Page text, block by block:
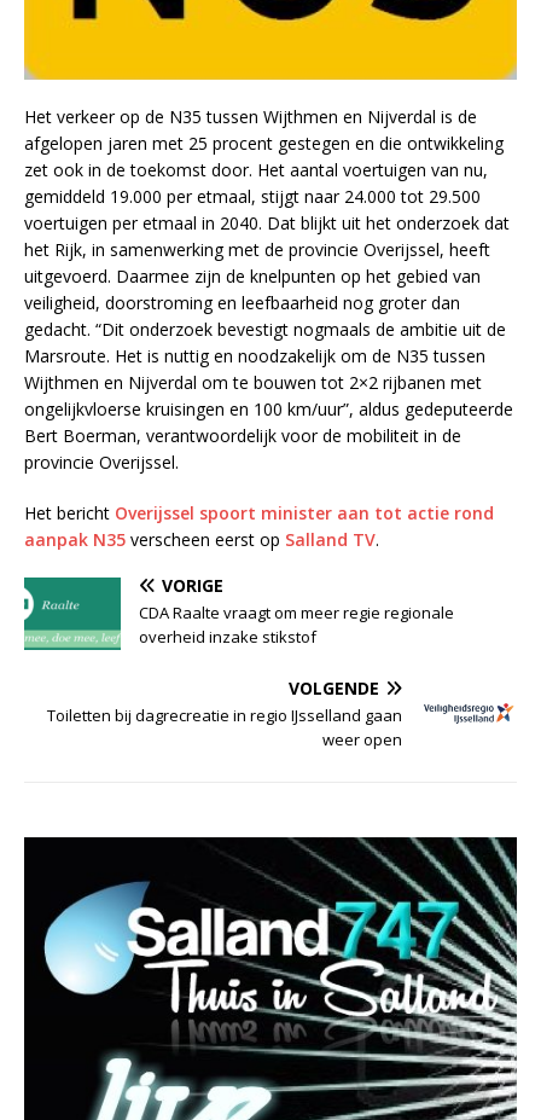
Het verkeer op de N35 tussen Wijthmen en Nijverdal is de
afgelopen jaren met 25 procent gestegen en die ontwikkeling
zet ook in de toekomst door. Het aantal voertuigen van nu,
gemiddeld 19.000 per etmaal, stijgt naar 24.000 tot 29.500
voertuigen per etmaal in 2040. Dat blijkt uit het onderzoek dat
het Rijk, in samenwerking met de provincie Overijssel, heeft
uitgevoerd. Daarmee zijn de knelpunten op het gebied van
veiligheid, doorstroming en leefbaarheid nog groter dan
gedacht. “Dit onderzoek bevestigt nogmaals de ambitie uit de
Marsroute. Het is nuttig en noodzakelijk om de N35 tussen
Wijthmen en Nijverdal om te bouwen tot 2×2 rijbanen met
ongelijkvloerse kruisingen en 100 km/uur”, aldus gedeputeerde
Bert Boerman, verantwoordelijk voor de mobiliteit in de
provincie Overijssel.
Het bericht Overijssel spoort minister aan tot actie rond
aanpak N35 verscheen eerst op Salland TV.
VORIGE
CDA Raalte vraagt om meer regie regionale
overheid inzake stikstof
VOLGENDE
Toiletten bij dagrecreatie in regio IJsselland gaan
weer open